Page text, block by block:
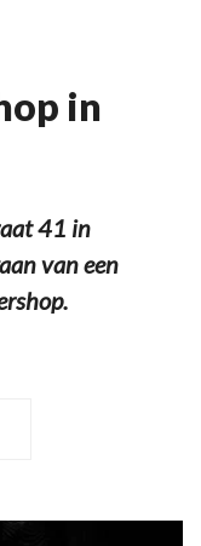
in
41 in
van een